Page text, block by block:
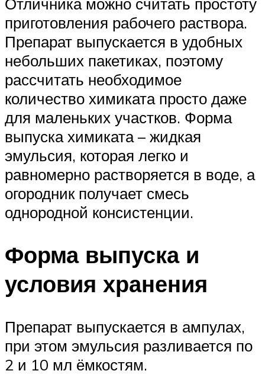
приготовления рабочего раствора.
Препарат выпускается в удобных
небольших пакетиках, поэтому
рассчитать необходимое
количество химиката просто даже
для маленьких участков. Форма
выпуска химиката – жидкая
эмульсия, которая легко и
равномерно растворяется в воде, а
огородник получает смесь
однородной консистенции.
Форма выпуска и
условия хранения
Препарат выпускается в ампулах,
при этом эмульсия разливается по
2 и 10 мл ёмкостям.